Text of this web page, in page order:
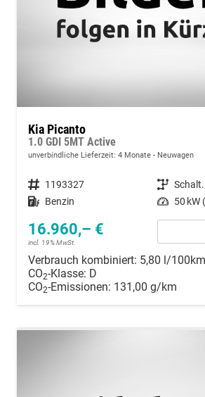
Kia Picanto
1.0 GDI 5MT Active
unverbindliche Lieferzeit: 4 Monate Neuwagen
Fahrzeugnummer 1193327 Getriebe
Kraftstoff Benzin Leistung 50 kW
16.960,– €
incl. 19% MwSt.
Verbrauch kombiniert: 5,80 l/100km
CO2-Klasse: D
CO2-Emissionen: 131,00 g/km